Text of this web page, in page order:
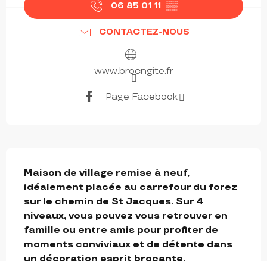
06 85 01 11 ▒▒
CONTACTEZ-NOUS
www.brocngite.fr
Page Facebook
Maison de village remise à neuf,
idéalement placée au carrefour du forez
sur le chemin de St Jacques. Sur 4
niveaux, vous pouvez vous retrouver en
famille ou entre amis pour profiter de
moments conviviaux et de détente dans